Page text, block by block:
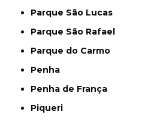
Parque São Lucas
Parque São Rafael
Parque do Carmo
Penha
Penha de França
Piqueri